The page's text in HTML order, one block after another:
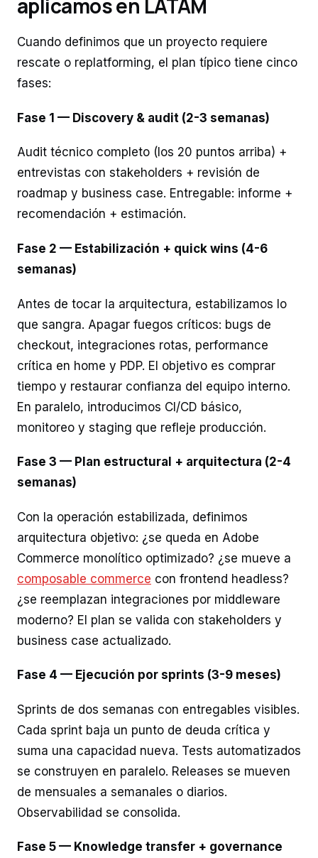
aplicamos en LATAM
Cuando definimos que un proyecto requiere
rescate o replatforming, el plan típico tiene cinco
fases:
Fase 1 — Discovery & audit (2-3 semanas)
Audit técnico completo (los 20 puntos arriba) +
entrevistas con stakeholders + revisión de
roadmap y business case. Entregable: informe +
recomendación + estimación.
Fase 2 — Estabilización + quick wins (4-6
semanas)
Antes de tocar la arquitectura, estabilizamos lo
que sangra. Apagar fuegos críticos: bugs de
checkout, integraciones rotas, performance
crítica en home y PDP. El objetivo es comprar
tiempo y restaurar confianza del equipo interno.
En paralelo, introducimos CI/CD básico,
monitoreo y staging que refleje producción.
Fase 3 — Plan estructural + arquitectura (2-4
semanas)
Con la operación estabilizada, definimos
arquitectura objetivo: ¿se queda en Adobe
Commerce monolítico optimizado? ¿se mueve a
composable commerce con frontend headless?
¿se reemplazan integraciones por middleware
moderno? El plan se valida con stakeholders y
business case actualizado.
Fase 4 — Ejecución por sprints (3-9 meses)
Sprints de dos semanas con entregables visibles.
Cada sprint baja un punto de deuda crítica y
suma una capacidad nueva. Tests automatizados
se construyen en paralelo. Releases se mueven
de mensuales a semanales o diarios.
Observabilidad se consolida.
Fase 5 — Knowledge transfer + governance